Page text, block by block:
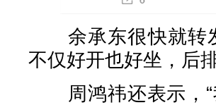
余承东很快就转发
不仅好开也好坐，后
周鸿祎还表示，“